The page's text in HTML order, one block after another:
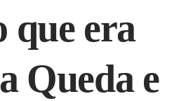
que era
Queda e